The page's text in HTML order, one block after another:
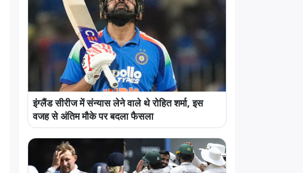
इंग्लैंड सीरीज में संन्यास लेने वाले थे रोहित शर्मा, इस
वजह से अंतिम मौके पर बदला फैसला